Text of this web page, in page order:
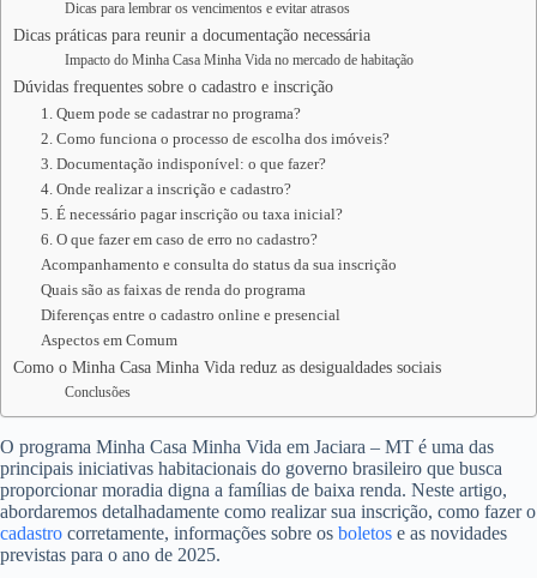
Dicas para lembrar os vencimentos e evitar atrasos
Dicas práticas para reunir a documentação necessária
Impacto do Minha Casa Minha Vida no mercado de habitação
Dúvidas frequentes sobre o cadastro e inscrição
1. Quem pode se cadastrar no programa?
2. Como funciona o processo de escolha dos imóveis?
3. Documentação indisponível: o que fazer?
4. Onde realizar a inscrição e cadastro?
5. É necessário pagar inscrição ou taxa inicial?
6. O que fazer em caso de erro no cadastro?
Acompanhamento e consulta do status da sua inscrição
Quais são as faixas de renda do programa
Diferenças entre o cadastro online e presencial
Aspectos em Comum
Como o Minha Casa Minha Vida reduz as desigualdades sociais
Conclusões
O programa Minha Casa Minha Vida em Jaciara – MT é uma das
principais iniciativas habitacionais do governo brasileiro que busca
proporcionar moradia digna a famílias de baixa renda. Neste artigo,
abordaremos detalhadamente como realizar sua inscrição, como fazer o
cadastro corretamente, informações sobre os boletos e as novidades
previstas para o ano de 2025.